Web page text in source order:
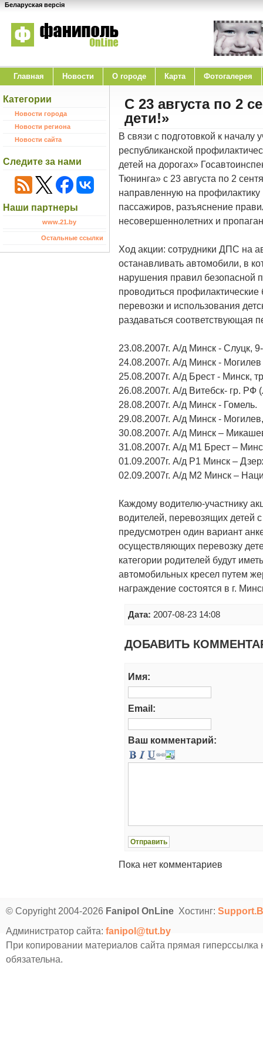
Беларуская версія
Главная Новости O городе Карта Фотогалерея
Категории
Новости города
Новости региона
Новости сайта
Следите за нами
Наши партнеры
www.21.by
Остальные ссылки
С 23 августа по 2
дети!»
В связи с подготовкой к началу
республиканской
детей на дорогах»
Тюнинга» с 23 августа по 2
направленную на
пассажиров, разъяснение
несовершеннолетних и
Ход акции: сотрудники ДПС на
останавливать автомобили, в
нарушения правил безопасной
проводиться
перевозки и использования
раздаваться соответствующая
23.08.2007г. А/д Минск - Слуцк,
24.08.2007г. А/д Минск - Могилев
25.08.2007г. А/д Брест - Минск,
26.08.2007г. А/д Витебск- гр. РФ
28.08.2007г. А/д Минск - Гомель.
29.08.2007г. А/д Минск -
30.08.2007г. А/д Минск –
31.08.2007г. А/д М1 Брест –
01.09.2007г. А/д Р1 Минск –
02.09.2007г. А/д М2 Минск –
Каждому водителю-участнику
водителей, перевозящих детей
предусмотрен один вариант
осуществляющих перевозку
категории родителей будут
автомобильных кресел путем
награждение состоятся в г.
Дата: 2007-08-23 14:08
ДОБАВИТЬ
Имя:
Email:
Ваш комментарий:
Пока нет комментариев
© Copyright 2004-2026 Fanipol OnLine Хостинг:
Администратор сайта: fanipol@tut.by
При копировании материалов сайта прямая гиперссылка
обязательна.